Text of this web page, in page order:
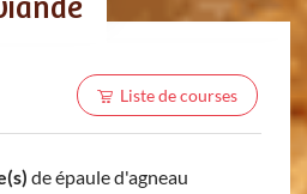
Liste de courses
de épaule d'agneau